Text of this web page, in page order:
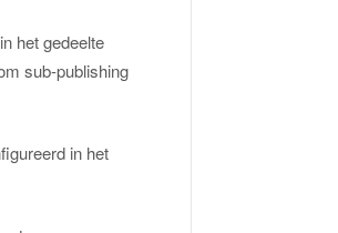
het gedeelte
sub-publishing
in het